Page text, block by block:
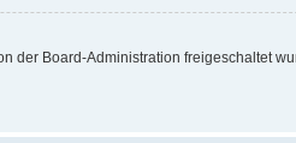
der Board-Administration freigeschaltet